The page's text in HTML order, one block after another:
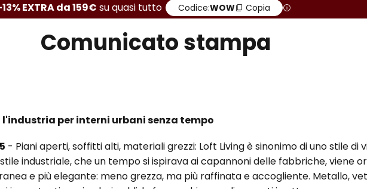
EXTRA da 159€ su quasi tutto Codice:WOW Copia
Comunicato stampa
per interni urbani senza tempo
- Piani aperti, soffitti alti, materiali grezzi: Loft Living è sinonimo di uno stile di
industriale, che un tempo si ispirava ai capannoni delle fabbriche, viene
e più elegante: meno grezza, ma più raffinata e accogliente. Metallo,